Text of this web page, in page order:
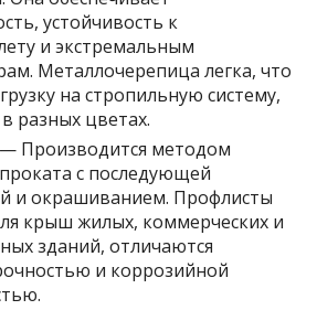
устойчивость к
и экстремальным
Металлочерепица легка, что
на стропильную систему,
разных цветах.
— Производится методом
с последующей
и окрашиванием. Профлисты
крыш жилых, коммерческих и
зданий, отличаются
и коррозийной